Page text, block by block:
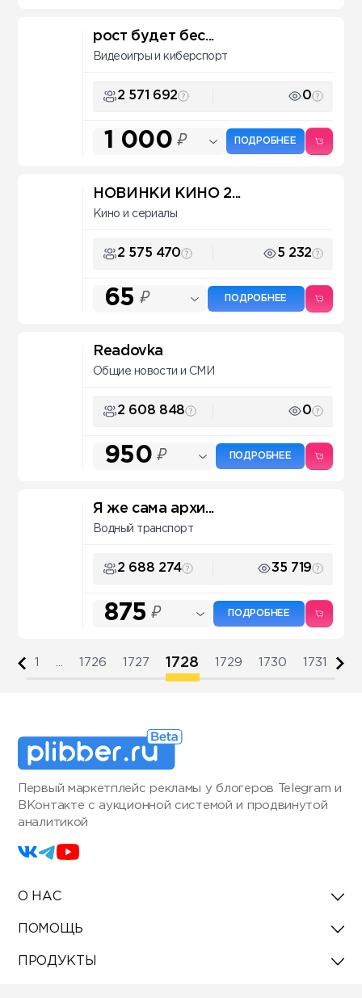
рост будет бес...
Видеоигры и киберспорт
2 571 692 0
1 000 ₽ ПОДРОБНЕЕ
НОВИНКИ КИНО 2...
Кино и сериалы
2 575 470 5 232
65 ₽ ПОДРОБНЕЕ
Readovka
Общие новости и СМИ
2 608 848 0
950 ₽ ПОДРОБНЕЕ
Я же сама архи...
Водный транспорт
2 688 274 35 719
875 ₽ ПОДРОБНЕЕ
1726 1727 1728 1729 1730 1731
Первый маркетплейс рекламы у блогеров Telegram и
ВКонтакте с аукционной системой и продвинутой
аналитикой
О НАС
ПОМОЩЬ
ПРОДУКТЫ